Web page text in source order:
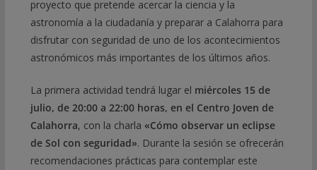
proyecto que pretende acercar la ciencia y la
astronomía a la ciudadanía y preparar a Calahorra para
disfrutar con seguridad de uno de los acontecimientos
astronómicos más importantes de los últimos años.
La primera actividad tendrá lugar el miércoles 15 de
julio, de 20:00 a 22:00 horas, en el Centro Joven de
Calahorra, con la charla «Cómo observar un eclipse
de Sol con seguridad». Durante la sesión se ofrecerán
recomendaciones prácticas para contemplar este